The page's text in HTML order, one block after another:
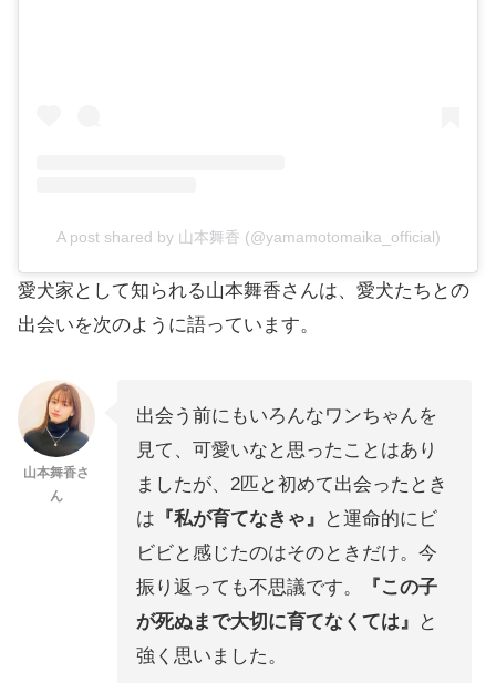
A post shared by 山本舞香 (@yamamotomaika_official)
愛犬家として知られる山本舞香さんは、愛犬たちとの
出会いを次のように語っています。
山本舞香さ
ん
出会う前にもいろんなワンちゃんを
見て、可愛いなと思ったことはあり
ましたが、2匹と初めて出会ったとき
は 『私が育てなきゃ』
と運命的にビ
ビビと感じたのはそのときだけ。今
振り返っても不思議です。
『この子
が死ぬまで大切に育てなくては』
と
強く思いました。